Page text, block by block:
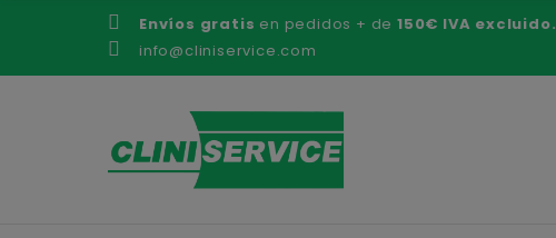
Envíos gratis en pedidos + de150€ IVA excluido.
info@cliniservice.com